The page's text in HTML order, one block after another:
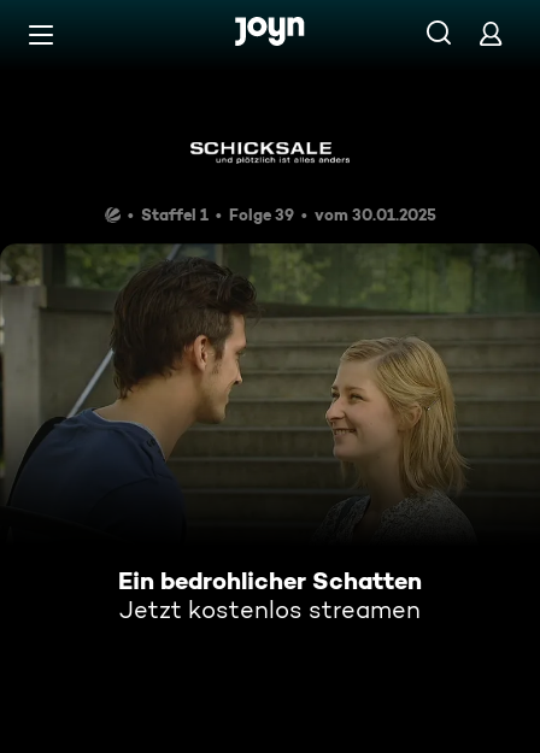
Zum Inhalt springen
Staffel 1 Folge 39 vom 30.01.2025
Ein bedrohlicher Schatten
Jetzt kostenlos streamen